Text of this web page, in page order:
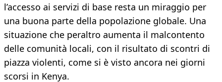
l’accesso ai servizi di base resta un miraggio per
una buona parte della popolazione globale. Una
situazione che peraltro aumenta il malcontento
delle comunità locali, con il risultato di scontri di
piazza violenti, come si è visto ancora nei giorni
scorsi in Kenya.